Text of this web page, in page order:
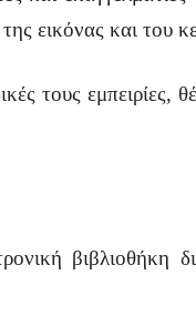
εικόνας και του
τους εμπειρίες,
βιβλιοθήκη